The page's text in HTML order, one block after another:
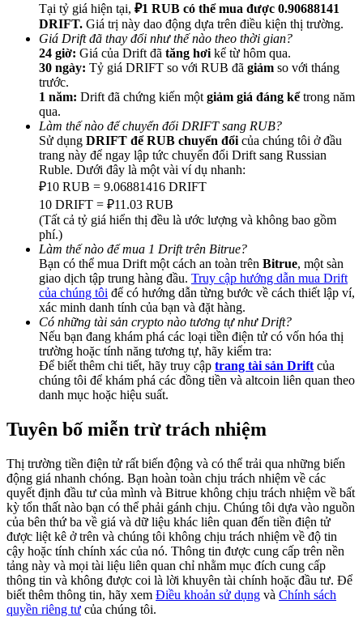
BTC Welcome Rewards
Deposit & Trade BTC to Share 25000 USDT prize pool!
Deposit CASHCAT & Win
Share 500000 CASHCAT prize pool
Exclusive for BitMart Users
Register & Trade to Win 500,000 USDT
Precious Metals Trading Carnival
Trade Gold & Silver · 33,333 USDT Bonus
USDT New User Exclusive 10% APR
USDT Flexible Staking | Daily Rewards
Tại tỷ giá hiện tại, ₽1 RUB có thể mua được 0.90688141
DRIFT. Giá trị này dao động dựa trên điều kiện thị trường.
Giá Drift đã thay đổi như thế nào theo thời gian?
24 giờ: Giá của Drift đã tăng hơi kể từ hôm qua.
30 ngày: Tỷ giá DRIFT so với RUB đã giảm so với tháng
trước.
1 năm: Drift đã chứng kiến một giảm giá đáng kểtrong năm
qua.
Làm thế nào để chuyển đổi DRIFT sang RUB?
Sử dụng DRIFT để RUB chuyển đổi của chúng tôi ở đầu
trang này để ngay lập tức chuyển đổi Drift sang Russian
Ruble. Dưới đây là một vài ví dụ nhanh:
₽10 RUB = 9.06881416 DRIFT
10 DRIFT = ₽11.03 RUB
(Tất cả tỷ giá hiển thị đều là ước lượng và không bao gồm
phí.)
Làm thế nào để mua 1 Drift trên Bitrue?
Bạn có thể mua Drift một cách an toàn trên Bitrue, một sàn
giao dịch tập trung hàng đầu. Truy cập hướng dẫn mua Drift
của chúng tôi để có hướng dẫn từng bước về cách thiết lập ví,
xác minh danh tính của bạn và đặt hàng.
Có những tài sản crypto nào tương tự như Drift?
Nếu bạn đang khám phá các loại tiền điện tử có vốn hóa thị
trường hoặc tính năng tương tự, hãy kiểm tra:
Để biết thêm chi tiết, hãy truy cập trang tài sản Drift của
chúng tôi để khám phá các đồng tiền và altcoin liên quan theo
danh mục hoặc hiệu suất.
Tuyên bố miễn trừ trách nhiệm
Thị trường tiền điện tử rất biến động và có thể trải qua những biến
động giá nhanh chóng. Bạn hoàn toàn chịu trách nhiệm về các
quyết định đầu tư của mình và Bitrue không chịu trách nhiệm về bất
kỳ tổn thất nào bạn có thể phải gánh chịu. Chúng tôi dựa vào nguồn
của bên thứ ba về giá và dữ liệu khác liên quan đến tiền điện tử
được liệt kê ở trên và chúng tôi không chịu trách nhiệm về độ tin
cậy hoặc tính chính xác của nó. Thông tin được cung cấp trên nền
tảng này và mọi tài liệu liên quan chỉ nhằm mục đích cung cấp
thông tin và không được coi là lời khuyên tài chính hoặc đầu tư. Để
biết thêm thông tin, hãy xem Điều khoản sử dụng và Chính sách
quyền riêng tư của chúng tôi.